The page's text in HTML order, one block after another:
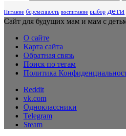
Питание беременность воспитание выбор дети
Сайт для будущих мам и мам с
О сайте
Карта сайта
Обратная связь
Поиск по тегам
Политика
Reddit
vk.com
Одноклассники
Telegram
Steam